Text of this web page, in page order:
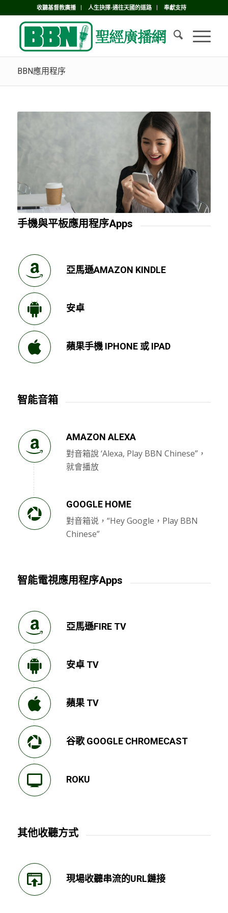
收聽基督教廣播 人生抉擇-通往天國的道路 奉獻支持
BBN應用程序
手機與平板應用程序Apps
亞馬遜AMAZON KINDLE
安卓
蘋果手機 IPHONE 或 IPAD
智能音箱
AMAZON ALEXA
對音箱說 ‘Alexa, Play BBN Chinese”，
就會播放
GOOGLE HOME
對音箱说，“Hey Google，Play BBN
Chinese”
智能電視應用程序Apps
亞馬遜FIRE TV
安卓 TV
蘋果 TV
谷歌 GOOGLE CHROMECAST
ROKU
其他收聽方式
現場收聽串流的URL鏈接